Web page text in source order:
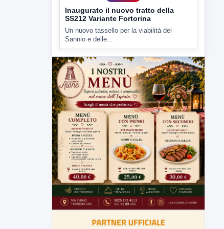
Inaugurato il nuovo tratto della
SS212 Variante Fortorina
Un nuovo tassello per la viabilità del
Sannio e delle...